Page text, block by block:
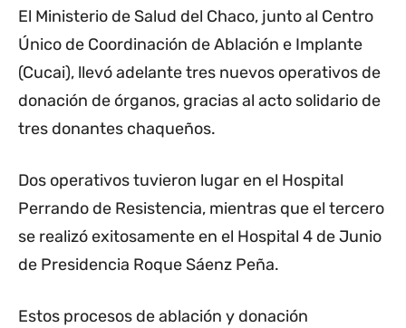
El Ministerio de Salud del Chaco, junto al Centro
Único de Coordinación de Ablación e Implante
(Cucai), llevó adelante tres nuevos operativos de
donación de órganos, gracias al acto solidario de
tres donantes chaqueños.
Dos operativos tuvieron lugar en el Hospital
Perrando de Resistencia, mientras que el tercero
se realizó exitosamente en el Hospital 4 de Junio
de Presidencia Roque Sáenz Peña.
Estos procesos de ablación y donación